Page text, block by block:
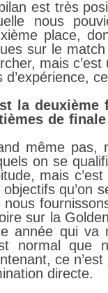
est très
nous
place,
sur le
mais
d’expérience,
la
de
même pas,
on se
mais
objectifs qu’on
nous
sur la
année qui va
normal que
ce
directe.